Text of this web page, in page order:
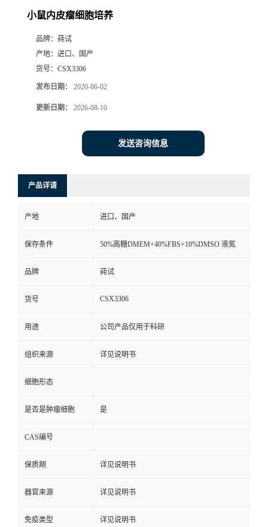
小鼠内皮瘤细胞培养
品牌： 莼试
产地： 进口、国产
货号： CSX3306
发布日期： 2020-06-02
更新日期： 2026-08-10
发送咨询信息
产品详请
产地 进口、国产
保存条件 50%高糖DMEM+40%FBS+10%DMSO 液氮
品牌 莼试
货号 CSX3306
用途 公司产品仅用于科研
组织来源 详见说明书
细胞形态
是否是肿瘤细胞 是
CAS编号
保质期 详见说明书
器官来源 详见说明书
免疫类型 详见说明书